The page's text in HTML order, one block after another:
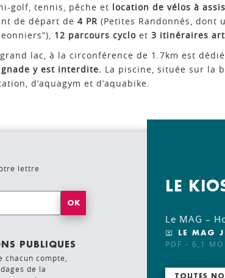
golf, tennis, pêche et location de vélos à
de départ de 4 PR (Petites Randonnés, dont
12 parcours cyclo et 3 itinéraires
lac, à la circonférence de 1.7km est
y est interdite. La piscine, située sur la
d’aquagym et d’aquabike.
lettre
PUBLIQUES
chacun compte,
de la
LE
Le MAG –
LE MAG
PDF - 6,1 MO
TOUTES